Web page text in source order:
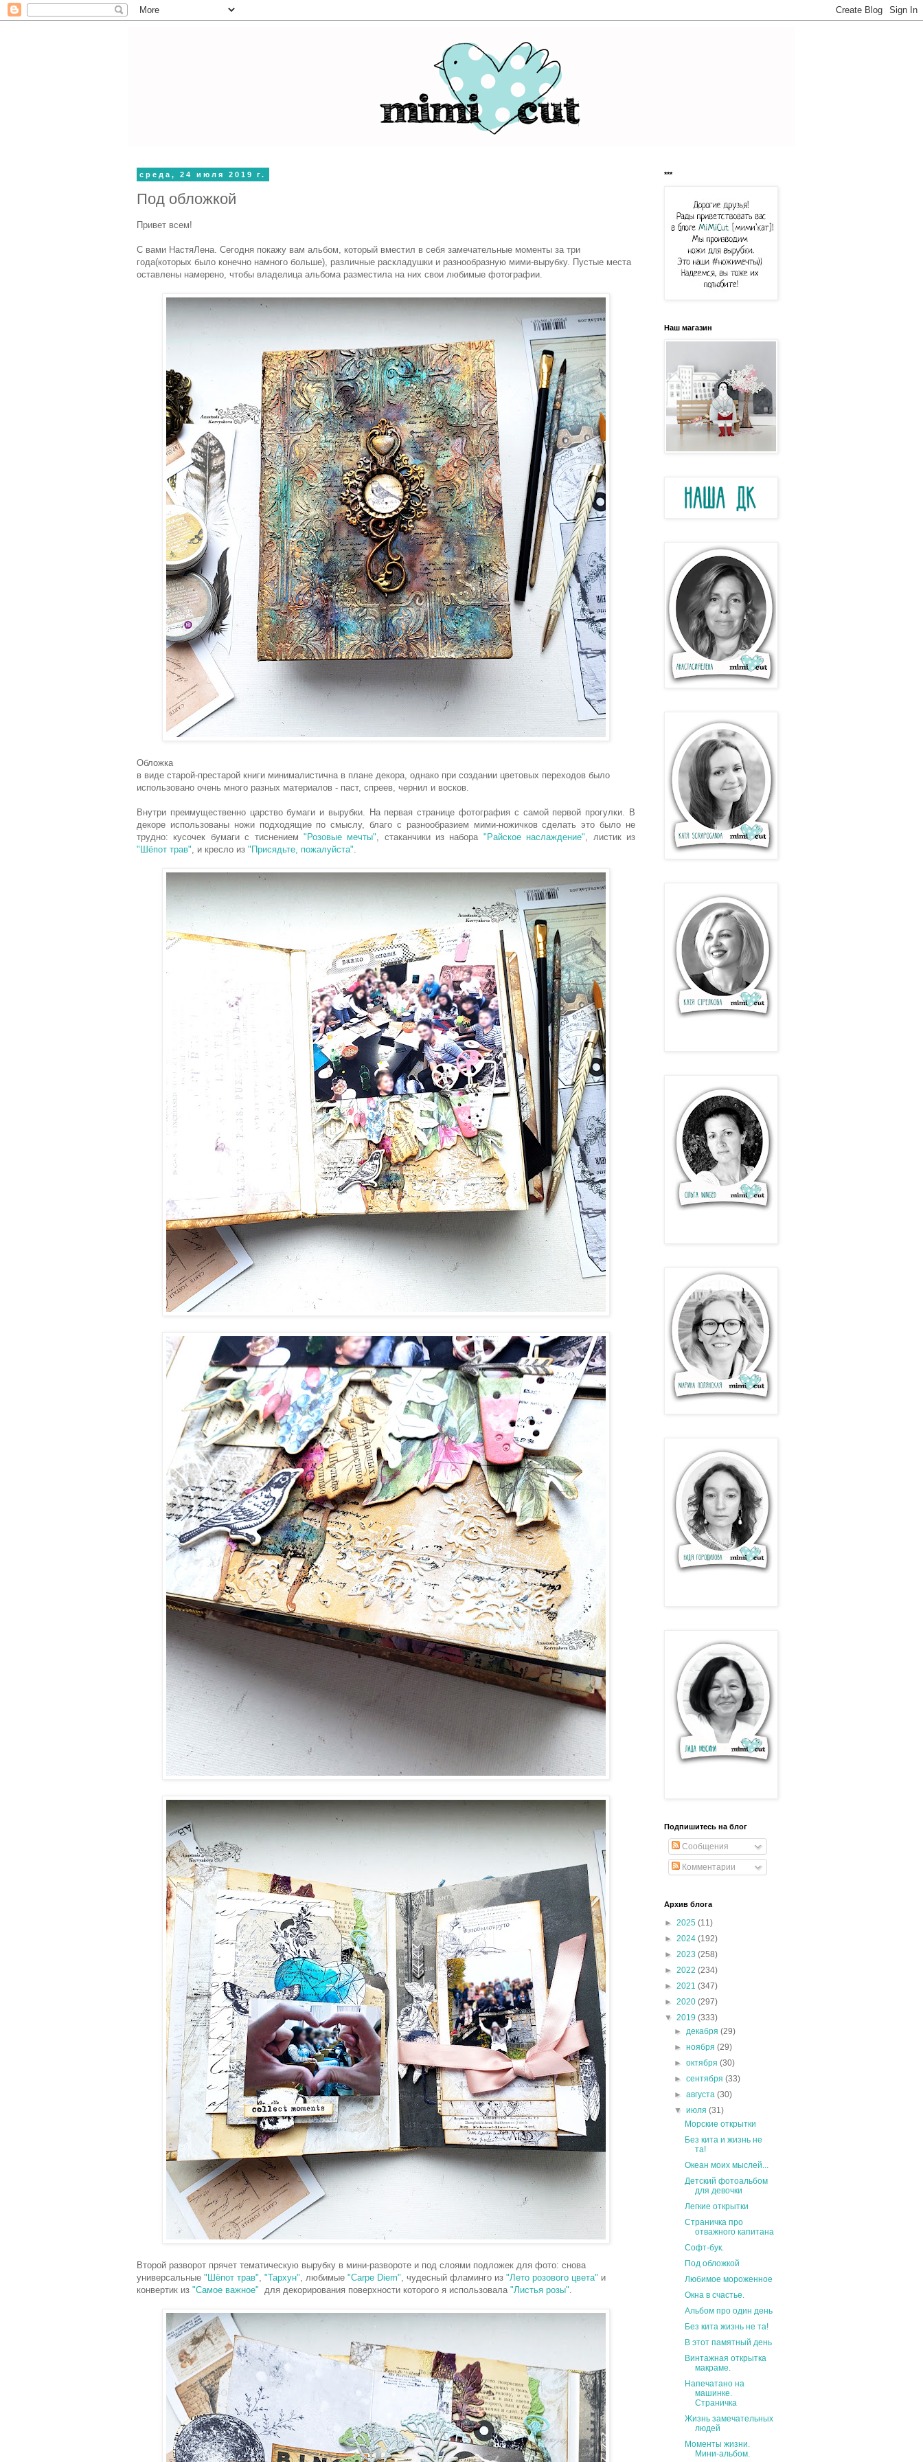
среда, 24 июля 2019 г.
Под обложкой
Привет всем!
С вами НастяЛена. Сегодня покажу вам альбом, который вместил в себя замечательные моменты за три
года(которых было конечно намного больше), различные раскладушки и разнообразную мими-вырубку. Пустые места
оставлены намерено, чтобы владелица альбома разместила на них свои любимые фотографии.
Обложка
в виде старой-престарой книги минималистична в плане декора, однако при создании цветовых переходов было
использовано очень много разных материалов - паст, спреев, чернил и восков.
Внутри преимущественно царство бумаги и вырубки. На первая странице фотография с самой первой прогулки. В
декоре использованы ножи подходящие по смыслу, благо с разнообразием мими-ножичков сделать это было не
трудно: кусочек бумаги с тиснением "Розовые мечты" , стаканчики из набора "Райское наслаждение" , листик из
"Шёпот трав" , и кресло из "Присядьте, пожалуйста"
Второй разворот прячет тематическую вырубку в мини-развороте и под слоями подложек для фото: снова
универсальные "Шёпот трав" "Тархун" , любимые "Carpe Diem" , чудесный фламинго из "Лето розового цвета" и
конвертик из "Самое важное" для декорирования поверхности которого я использовала "Листья розы"
***
Наш магазин
Подпишитесь на блог
Сообщения
Комментарии
Архив блога
► 2025 (11)
► 2024 (192)
► 2023 (258)
► 2022 (234)
► 2021 (347)
► 2020 (297)
▼ 2019 (333)
►декабря(29)
►ноября(29)
►октября(30)
►сентября(33)
►августа(30)
▼июля(31)
Морские открытки
Без кита и жизнь не
та!
Океан моих мыслей...
Детский фотоальбом
для девочки
Легкие открытки
Страничка про
отважного капитана
Софт-бук.
Под обложкой
Любимое мороженное
Окна в счастье.
Альбом про один день
Без кита жизнь не та!
В этот памятный день
Винтажная открытка
макраме.
Напечатано на
машинке.
Страничка
Жизнь замечательных
людей
Моменты жизни.
Мини-альбом.